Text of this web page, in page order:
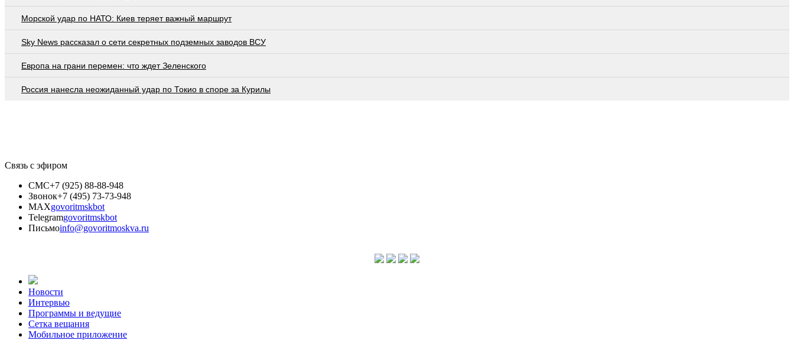
Морской удар по НАТО: Киев теряет важный маршрут
Sky News рассказал о сети секретных подземных заводов ВСУ
Европа на грани перемен: что ждет Зеленского
Россия нанесла неожиданный удар по Токио в споре за Курилы
Связь с эфиром
СМС+7 (925) 88-88-948
Звонок+7 (495) 73-73-948
MAXgovoritmskbot
Telegramgovoritmskbot
Письмоinfo@govoritmoskva.ru
Новости
Интервью
Программы и ведущие
Сетка вещания
Мобильное приложение